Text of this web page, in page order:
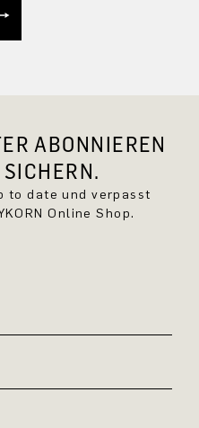
ABONNIEREN
to date und verpasst
Online Shop.